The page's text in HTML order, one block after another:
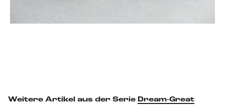
Weitere Artikel aus der Serie Dream-Great